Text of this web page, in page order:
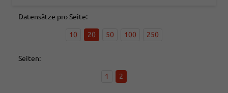
Datensätze pro Seite:
10 20 50 100 250
Seiten:
1 2